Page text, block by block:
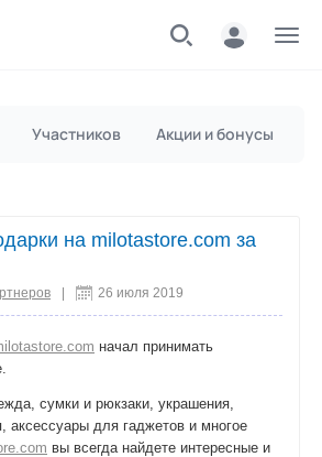
Участников Акции и бонусы
на milotastore.com за
26 июля 2019
начал принимать
сумки и рюкзаки, украшения,
аксессуары для гаджетов и многое
вы всегда найдете интересные и